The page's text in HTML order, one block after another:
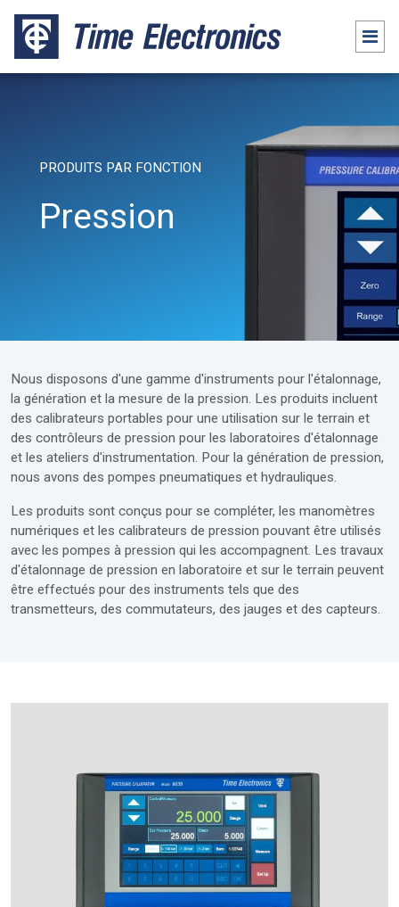
PRODUITS PAR FONCTION
Pression
Nous disposons d'une gamme d'instruments pour l'étalonnage,
la génération et la mesure de la pression. Les produits incluent
des calibrateurs portables pour une utilisation sur le terrain et
des contrôleurs de pression pour les laboratoires d'étalonnage
et les ateliers d'instrumentation. Pour la génération de pression,
nous avons des pompes pneumatiques et hydrauliques.
Les produits sont conçus pour se compléter, les manomètres
numériques et les calibrateurs de pression pouvant être utilisés
avec les pompes à pression qui les accompagnent. Les travaux
d'étalonnage de pression en laboratoire et sur le terrain peuvent
être effectués pour des instruments tels que des
transmetteurs, des commutateurs, des jauges et des capteurs.